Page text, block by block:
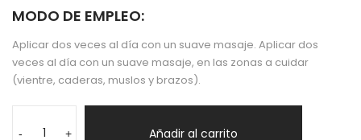
MODO DE EMPLEO:
Aplicar dos veces al día con un suave masaje. Aplicar dos
veces al día con un suave masaje, en las zonas a cuidar
(vientre, caderas, muslos y brazos).
-Celunight+ Añadir al carrito